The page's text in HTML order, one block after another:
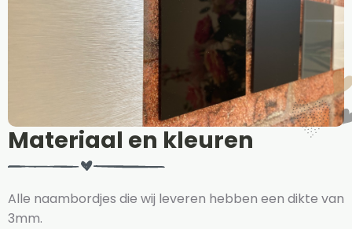
Materiaal en kleuren
Alle naambordjes die wij leveren hebben een dikte van
3mm.